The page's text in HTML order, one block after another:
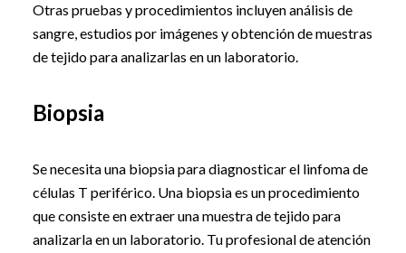
Otras pruebas y procedimientos incluyen análisis de
sangre, estudios por imágenes y obtención de muestras
de tejido para analizarlas en un laboratorio.
Biopsia
Se necesita una biopsia para diagnosticar el linfoma de
células T periférico. Una biopsia es un procedimiento
que consiste en extraer una muestra de tejido para
analizarla en un laboratorio. Tu profesional de atención